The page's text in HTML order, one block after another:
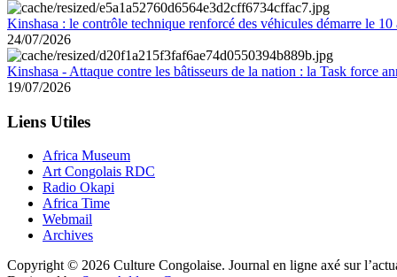
Kinshasa : le contrôle technique renforcé des véhicules démarre le 10
24/07/2026
Kinshasa - Attaque contre les bâtisseurs de la nation : la Task force
19/07/2026
Liens Utiles
Africa Museum
Art Congolais RDC
Radio Okapi
Africa Time
Webmail
Archives
Copyright © 2026 Culture Congolaise. Journal en ligne axé sur